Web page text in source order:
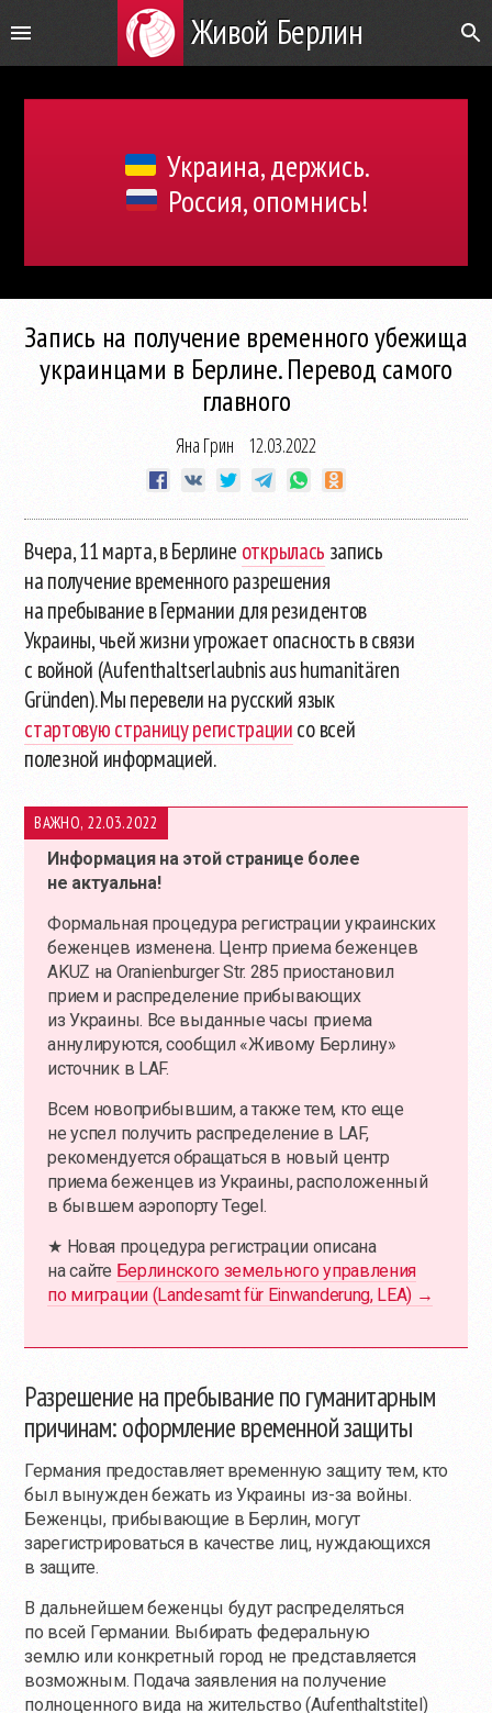
Живой Берлин
Украина, держись.
Россия, опомнись!
Запись на получение временного убежища
украинцами в Берлине. Перевод самого
главного
Яна Грин 12.03.2022
Вчера, 11 марта, в Берлине открылась запись
на получение временного разрешения
на пребывание в Германии для резидентов
Украины, чьей жизни угрожает опасность в связи
с войной (Aufenthaltserlaubnis aus humanitären
Gründen). Мы перевели на русский язык
стартовую страницу регистрациисо всей
полезной информацией.
ВАЖНО, 22.03.2022
Информация на этой странице более
не актуальна!
Формальная процедура регистрации украинских
беженцев изменена. Центр приема беженцев
AKUZ на Oranienburger Str. 285 приостановил
прием и распределение прибывающих
из Украины. Все выданные часы приема
аннулируются, сообщил «Живому Берлину»
источник в LAF.
Всем новоприбывшим, а также тем, кто еще
не успел получить распределение в LAF,
рекомендуется обращаться в новый центр
приема беженцев из Украины, расположенный
в бывшем аэропорту Tegel.
★ Новая процедура регистрации описана
на сайте Берлинского земельного управления
по миграции (Landesamt für Einwanderung, LEA) →
Разрешение на пребывание по гуманитарным
причинам: оформление временной защиты
Германия предоставляет временную защиту тем, кто
был вынужден бежать из Украины из-завойны.
Беженцы, прибывающие в Берлин, могут
зарегистрироваться в качестве лиц, нуждающихся
в защите.
В дальнейшем беженцы будут распределяться
по всей Германии. Выбирать федеральную
землю или конкретный город не представляется
возможным. Подача заявления на получение
полноценного вида на жительство (Aufenthaltstitel)